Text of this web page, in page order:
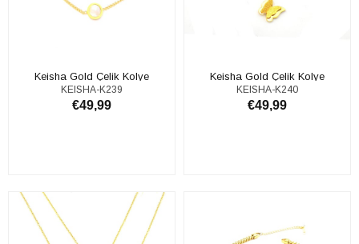
Keisha Gold Çelik Kolye
KEISHA-K239
€49,99
Keisha Gold Çelik Kolye
KEISHA-K240
€49,99